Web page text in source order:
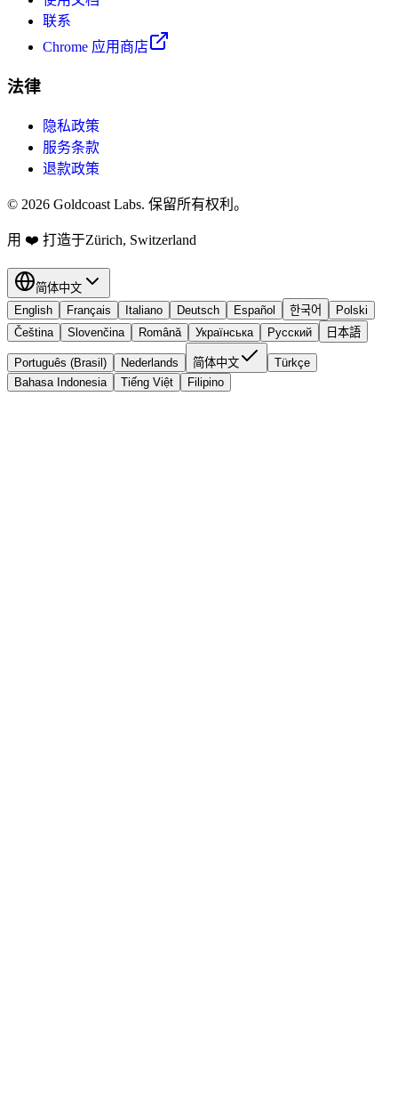
联系
Chrome 应用商店
法律
隐私政策
服务条款
退款政策
© 2026 Goldcoast Labs. 保留所有权利。
用 ❤️ 打造于Zürich, Switzerland
简体中文
English
Français Italiano Deutsch Español 한국어
Polski
Čeština
Slovenčina Română Українська Русский 日本語
Português (Brasil) Nederlands 简体中文
Türkçe
Bahasa Indonesia
Tiếng Việt Filipino